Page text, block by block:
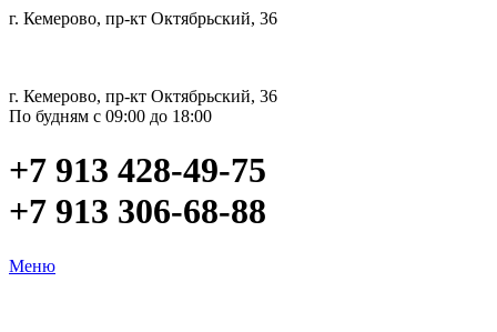
г. Кемерово, пр-кт Октябрьский, 36
г. Кемерово, пр-кт Октябрьский, 36
По будням с 09:00 до 18:00
+7 913 428-49-75
+7 913 306-68-88
Меню